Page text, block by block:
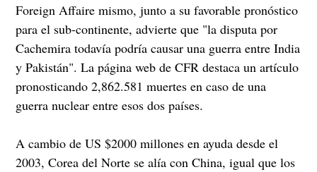
Foreign Affaire mismo, junto a su favorable pronóstico
para el sub-continente, advierte que "la disputa por
Cachemira todavía podría causar una guerra entre India
y Pakistán". La página web de CFR destaca un artículo
pronosticando 2,862.581 muertes en caso de una
guerra nuclear entre esos dos países.
A cambio de US $2000 millones en ayuda desde el
2003, Corea del Norte se alía con China, igual que los